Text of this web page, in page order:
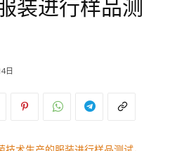
装进行样品测
日